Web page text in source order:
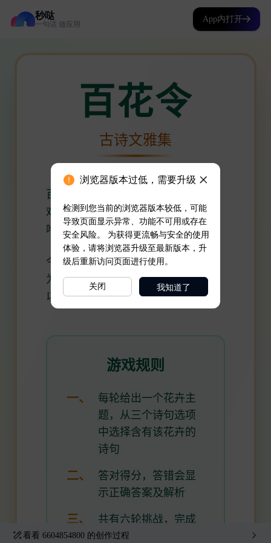
秒哒
一句话 做应用
App内打开
看看 6604854800 的创作过程
浏览器版本过低，需要升级
检测到您当前的浏览器版本较低，可能
导致页面显示异常、功能不可用或存在
安全风险。 为获得更流畅与安全的使用
体验，请将浏览器升级至最新版本，升
级后重新访问页面进行使用。
关闭 我知道了